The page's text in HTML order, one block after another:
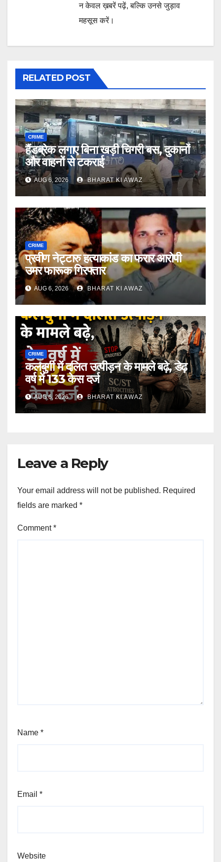
न केवल ख़बरें पढ़ें, बल्कि उनसे जुड़ाव
महसूस करें।
RELATED POST
CRIME
हैंडब्रेक लगाए बिना खड़ी चिगरी बस, दुकानों
और वाहनों से टकराई
AUG 6, 2026 BHARAT KI AWAZ
CRIME
प्रवीण नेट्टारु हत्याकांड का फरार आरोपी
उमर फारूक गिरफ्तार
AUG 6, 2026 BHARAT KI AWAZ
CRIME
कलबुर्गी में दलित उत्पीड़न के मामले बढ़े, डेढ़
वर्ष में 133 केस दर्ज
AUG 6, 2026 BHARAT KI AWAZ
Leave a Reply
Your email address will not be published. Required
fields are marked *
Comment*
Name *
Email *
Website